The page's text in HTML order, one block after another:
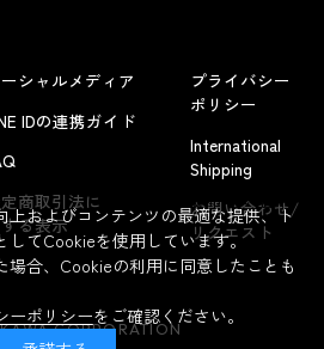
よくあるお問い合わせ
シャルメディア
IDの連携ガイド
商取引法に
る表示
プライバシー
ポリシー
International
Shipping
お問い合わせ/
リクエスト
CORPORATION
上およびコンテンツの最適な提供、ト
してCookieを使用しています。
合、Cookieの利用に同意したことも
ーポリシーをご確認ください。